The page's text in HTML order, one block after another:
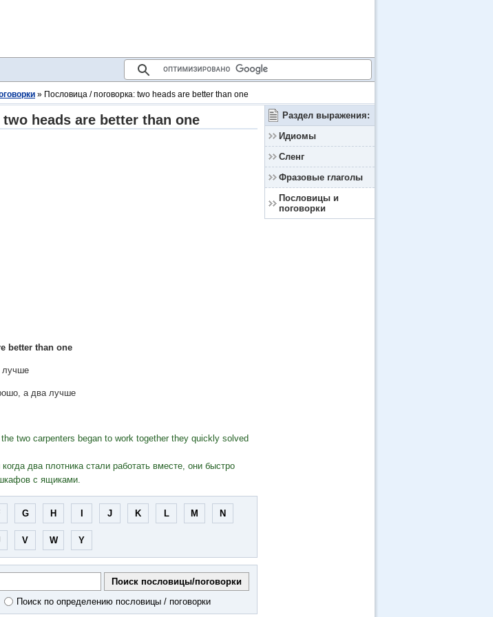
» Пословица / поговорка: two heads are better than one
Раздел выражения:
Идиомы
Сленг
Фразовые глаголы
Пословицы и
поговорки
heads are better than one
better than one
лучше
а два лучше
two carpenters began to work together they quickly solved
два плотника стали работать вместе, они быстро
с ящиками.
G H J K L M N
V W Y
Поиск по определению пословицы / поговорки